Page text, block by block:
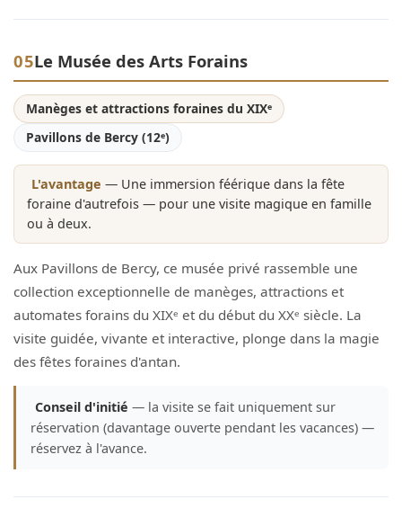
05Le Musée des Arts Forains
Manèges et attractions foraines du XIXᵉ
Pavillons de Bercy (12ᵉ)
L'avantage — Une immersion féérique dans la fête
foraine d'autrefois — pour une visite magique en famille
ou à deux.
Aux Pavillons de Bercy, ce musée privé rassemble une
collection exceptionnelle de manèges, attractions et
automates forains du XIXᵉ et du début du XXᵉ siècle. La
visite guidée, vivante et interactive, plonge dans la magie
des fêtes foraines d'antan.
Conseil d'initié — la visite se fait uniquement sur
réservation (davantage ouverte pendant les vacances) —
réservez à l'avance.